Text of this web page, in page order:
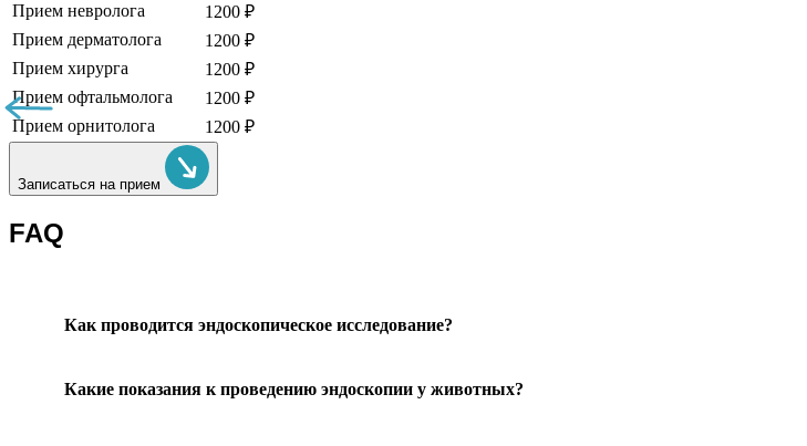
Прием невролога
1200 ₽
Прием дерматолога
1200 ₽
Прием хирурга
1200 ₽
Прием офтальмолога
1200 ₽
Прием орнитолога
1200 ₽
Записаться на прием
FAQ
Как проводится эндоскопическое исследование?
Какие показания к проведению эндоскопии у животных?